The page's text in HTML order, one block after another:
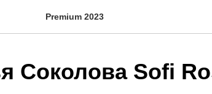
Premium 2023
Соколова Sofi